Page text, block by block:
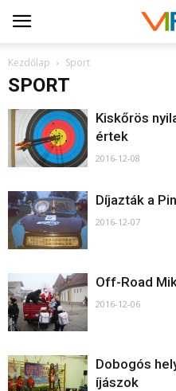
Kezdőlap Sport
SPORT
Kiskőrös
értek
2016-12-08
Díjazták a
2016-12-07
Off-Road
2016-12-06
Dobogós
íjászok